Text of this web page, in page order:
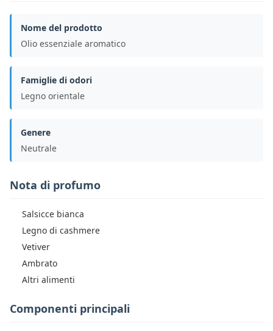
Nome del prodotto
Olio essenziale aromatico
Famiglie di odori
Legno orientale
Genere
Neutrale
Nota di profumo
Salsicce bianca
Legno di cashmere
Vetiver
Ambrato
Altri alimenti
Componenti principali